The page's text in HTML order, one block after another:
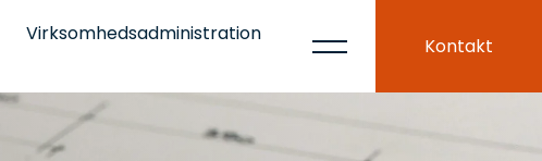
Virksomhedsadministration
Kontakt